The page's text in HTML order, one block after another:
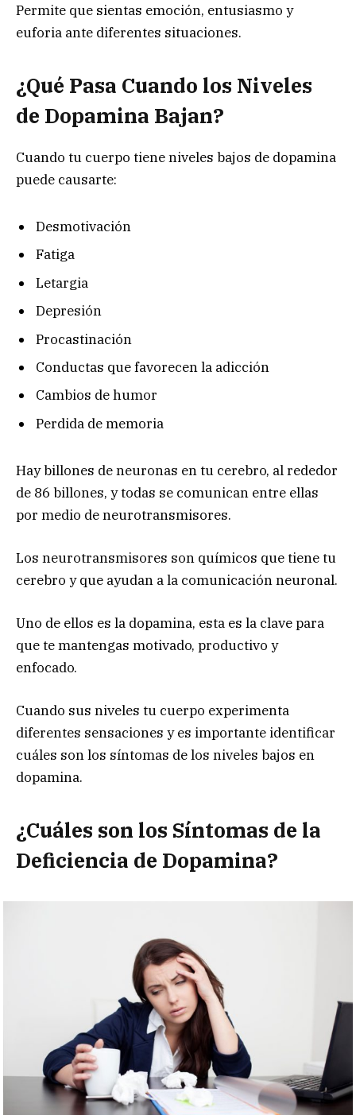
Permite que sientas emoción, entusiasmo y
euforia ante diferentes situaciones.
¿Qué Pasa Cuando los Niveles
de Dopamina Bajan?
Cuando tu cuerpo tiene niveles bajos de dopamina
puede causarte:
Desmotivación
Fatiga
Letargia
Depresión
Procastinación
Conductas que favorecen la adicción
Cambios de humor
Perdida de memoria
Hay billones de neuronas en tu cerebro, al rededor
de 86 billones, y todas se comunican entre ellas
por medio de neurotransmisores.
Los neurotransmisores son químicos que tiene tu
cerebro y que ayudan a la comunicación neuronal.
Uno de ellos es la dopamina, esta es la clave para
que te mantengas motivado, productivo y
enfocado.
Cuando sus niveles tu cuerpo experimenta
diferentes sensaciones y es importante identificar
cuáles son los síntomas de los niveles bajos en
dopamina.
¿Cuáles son los Síntomas de la
Deficiencia de Dopamina?